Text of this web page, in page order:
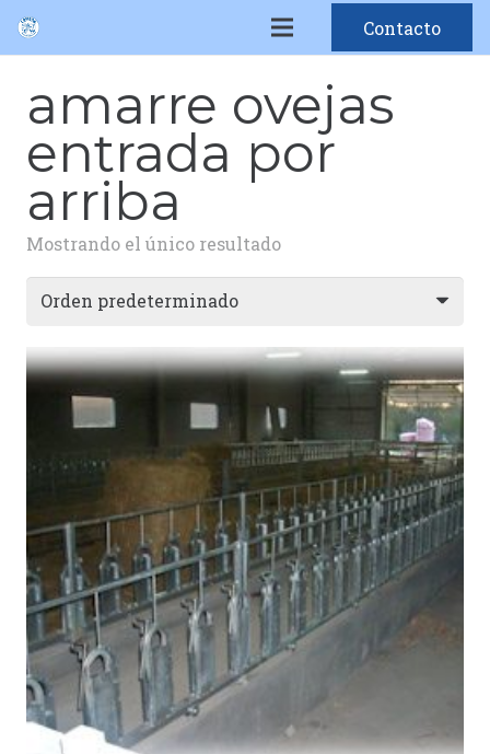
Contacto
amarre ovejas
entrada por
arriba
Mostrando el único resultado